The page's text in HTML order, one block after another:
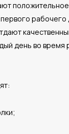
рабочего
день во время